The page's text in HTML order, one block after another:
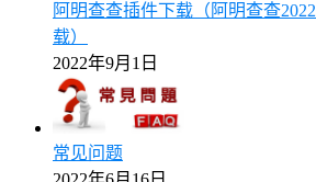
阿明查查插件下载（阿明查查
载）
2022年9月1日
常见问题